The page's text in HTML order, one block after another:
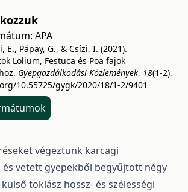
APA
E., Pápay, G., & Csízi, I. (2021).
Lolium, Festuca és Poa fajok
Gyepgazdálkodási Közlemények, 18(1-2),
10.55725/gygk/2020/18/1-2/9401
végeztünk karcagi
vetett gyepekből begyűjtött négy
toklász hossz- és szélességi